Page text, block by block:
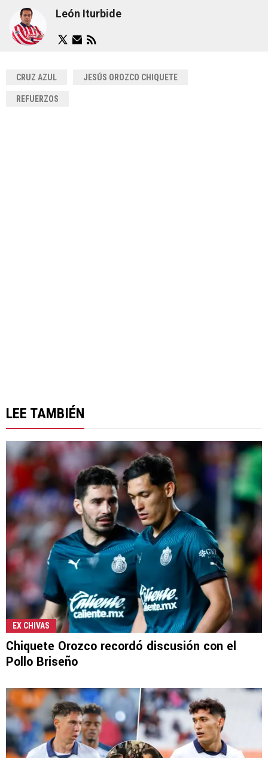
León Iturbide
CRUZ AZUL JESÚS OROZCO CHIQUETE
REFUERZOS
LEE TAMBIÉN
EX CHIVAS
Chiquete Orozco recordó discusión con el
Pollo Briseño